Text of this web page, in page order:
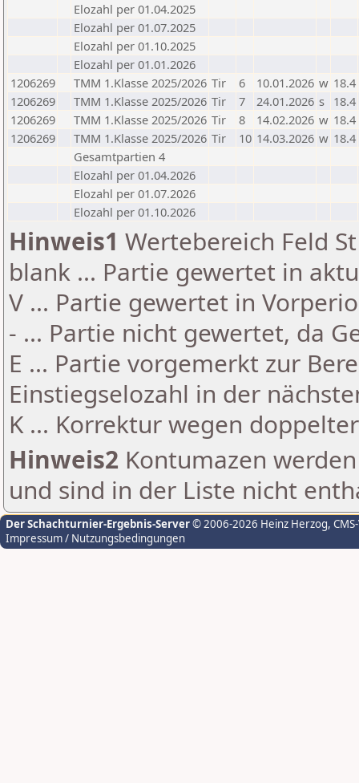
Elozahl per 01.04.2025
Elozahl per 01.07.2025
Elozahl per 01.10.2025
Elozahl per 01.01.2026
1206269
TMM 1.Klasse 2025/2026 Tir 6 10.01.2026 w 18.4
1206269
TMM 1.Klasse 2025/2026 Tir 7 24.01.2026 s 18.4
1206269
TMM 1.Klasse 2025/2026 Tir 8 14.02.2026 w 18.4
1206269
TMM 1.Klasse 2025/2026 Tir 10 14.03.2026 w 18.4
Gesamtpartien 4
Elozahl per 01.04.2026
Elozahl per 01.07.2026
Elozahl per 01.10.2026
Hinweis1 Wertebereich Feld
blank ... Partie gewertet in
V ... Partie gewertet in
- ... Partie nicht gewertet, da
E ... Partie vorgemerkt zur
Einstiegselozahl in der
K ... Korrektur wegen
Hinweis2 Kontumazen
und sind in der Liste nicht
Der Schachturnier-Ergebnis-Server© 2006-2026 Heinz Herzog,
Impressum / Nutzungsbedingungen